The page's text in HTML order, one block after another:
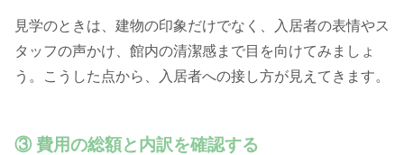
見学のときは、建物の印象だけでなく、入居者の表情やス
タッフの声かけ、館内の清潔感まで目を向けてみましょ
う。こうした点から、入居者への接し方が見えてきます。
③ 費用の総額と内訳を確認する